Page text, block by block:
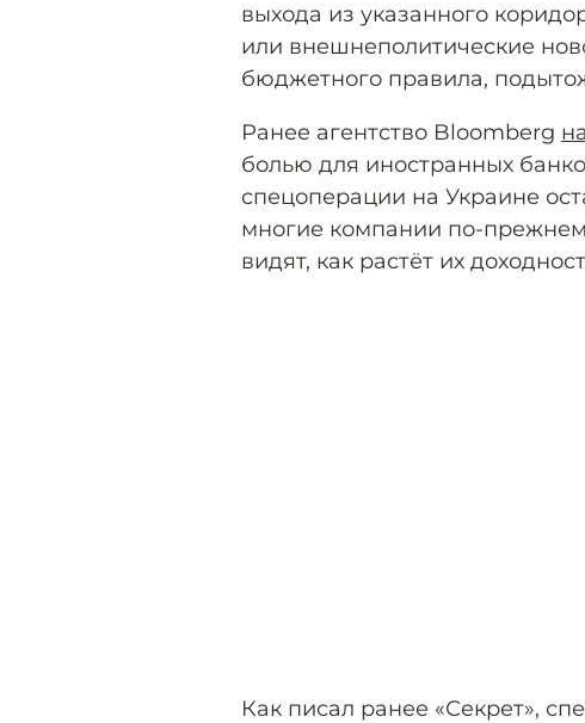
выхода из указанного
или внешнеполитические
бюджетного правила,
Ранее агентство Bloomberg
болью для иностранных
спецоперации на Украине
многие компании по-
видят, как растёт их
Как писал ранее «Секрет»,